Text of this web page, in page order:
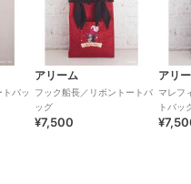
バッ
アリーム
フック船長／リボントートバ
ッグ
¥7,500
アリ
マレフ
トバッ